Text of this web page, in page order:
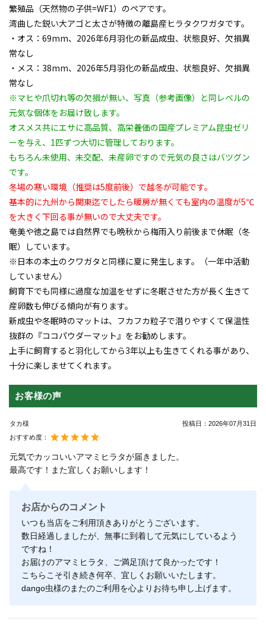
繁殖品（天然物の子供=WF1）のペアです。
湾曲した鋭い大アゴと太さが特徴の離島産ヒラタクワガタです。
・オス：69mm、2026年6月羽化の新品成虫、状態良好、欠損異
常なし
・メス：38mm、2026年5月羽化の新品成虫、状態良好、欠損異
常なし
※マヒや爪切れ等の欠損が無い、写真（参考画像）と同レベルの
元気な個体をお届け致します。
オスメス共にエサに高品質、高栄養価の国産プレミアム昆虫ゼリ
ーを与え、1匹ずつ大切に管理しております。
もちろん未使用、未交配、未産卵ですので元気の良さはバツグン
です。
冬場の寒い環境（推奨は5度前後）で越冬が可能です。
基本的に九州から関東迄でしたら暖房が無くても室内の温度が5℃
を大きく下回る事が無いので大丈夫です。
奄美や徳之島では自然界でも晩秋から梅雨入り前後まで休眠（冬
眠）しています。
※日本の本土のクワガタと同様に夏に発生します。（一年中活動
していません）
飼育下でも同様に過度な加温をせずに冬眠させた方が長く生きて
産卵数も伸びる傾向が有ります。
新成虫や冬眠時のマットは、フカフカ粒子で潜りやすくて保温性
抜群の『ココパウダーマット』をお勧めします。
上手に飼育すると羽化してから3年以上も生きてくれる事があり、
十分に楽しませてくれます。
お客様の声
タカ様 投稿日： 2026年07月31日
おすすめ度：
元気でカッコいいアマミヒラタが届きました。
最高です！また宜しくお願いします！
お店からのコメント
いつも当店をご利用頂きありがとうございます。
数日経過しましたが、無事に到着して元気にしているよう
ですね！
お届けのアマミヒラタ、ご満足頂けて良かったです！
こちらこそ引き続き何卒、宜しくお願いいたします。
dango虫様のまたのご利用を心よりお待ち申し上げます。